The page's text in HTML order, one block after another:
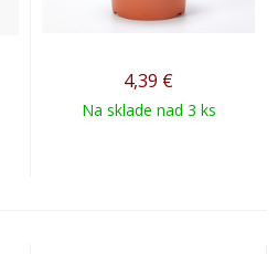
4,39 €
Na sklade nad 3 ks